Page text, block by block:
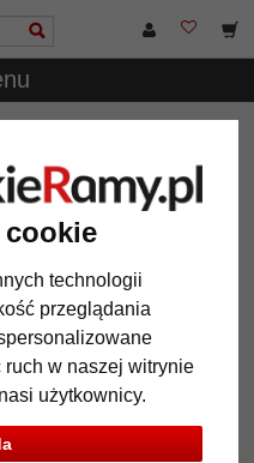
technologii
przeglądania
w naszej witrynie
użytkownicy.
partout